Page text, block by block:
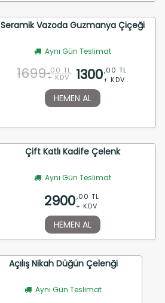
Seramik Vazoda Guzmanya Çiçeği
Aynı Gün Teslimat
1699 ,00 TL
+ KDV 1300,00 TL
+ KDV
HEMEN AL
Çift Katlı Kadife Çelenk
Aynı Gün Teslimat
2900,00 TL
+ KDV
HEMEN AL
Açılış Nikah Düğün Çelenği
Aynı Gün Teslimat